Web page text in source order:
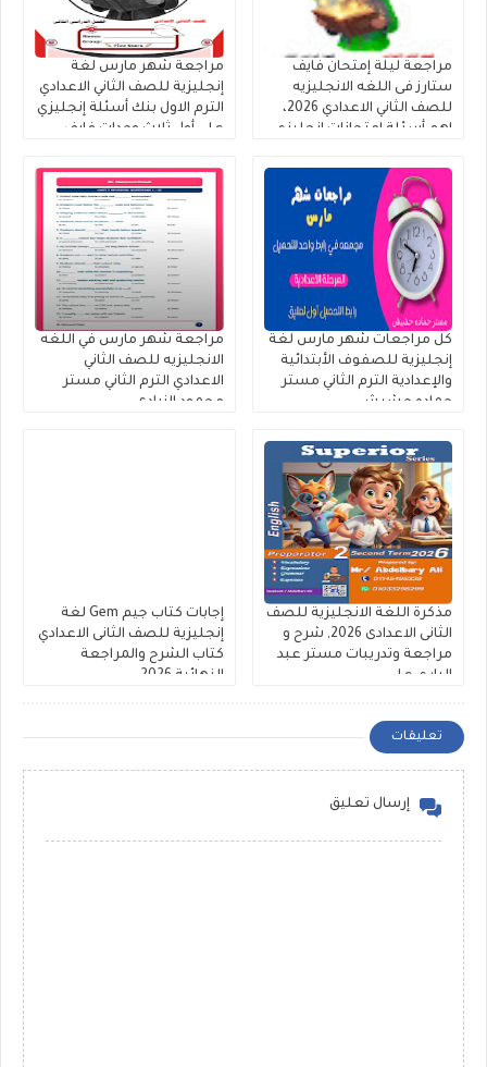
مراجعة ليلة إمتحان فايف
ستارز فى اللغه الانجليزيه
للصف الثاني الاعدادي 2026،
اهم أسئلة إمتحانات إنجليزي
مراجعة شهر مارس لغة
إنجليزية للصف الثاني الاعدادي
الترم الاول بنك أسئلة إنجليزي
على أول ثلاث وحدات فايف
كل مراجعات شهر مارس لغة
إنجليزية للصفوف الأبتدائية
والإعدادية الترم الثاني مستر
حماده حشيش
مراجعة شهر مارس في اللغه
الانجليزيه للصف الثاني
الاعدادي الترم الثاني مستر
محمود الزيادى
مذكرة اللغة الانجليزية للصف
الثانى الاعدادى 2026, شرح و
مراجعة وتدريبات مستر عبد
الباري علي
إجابات كتاب جيم Gem لغة
إنجليزية للصف الثانى الاعدادي
كتاب الشرح والمراجعة
النهائية 2026
تعليقات
إرسال تعليق